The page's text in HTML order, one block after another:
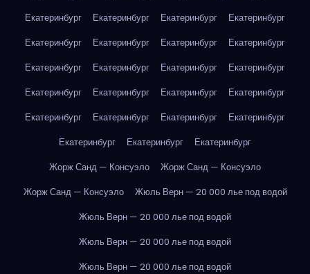
Екатеринбург
Екатеринбург Екатеринбург
Екатеринбург
Екатеринбург
Екатеринбург Екатеринбург
Екатеринбург
Екатеринбург
Екатеринбург Екатеринбург
Екатеринбург
Екатеринбург
Екатеринбург Екатеринбург
Екатеринбург
Екатеринбург
Екатеринбург Екатеринбург
Екатеринбург
Екатеринбург
Екатеринбург
Екатеринбург
Жорж Санд — Консуэло
Жорж Санд — Консуэло
Жорж Санд — Консуэло
Жюль Верн — 20 000 лье под водой
Жюль Верн — 20 000 лье под водой
Жюль Верн — 20 000 лье под водой
Жюль Верн — 20 000 лье под водой